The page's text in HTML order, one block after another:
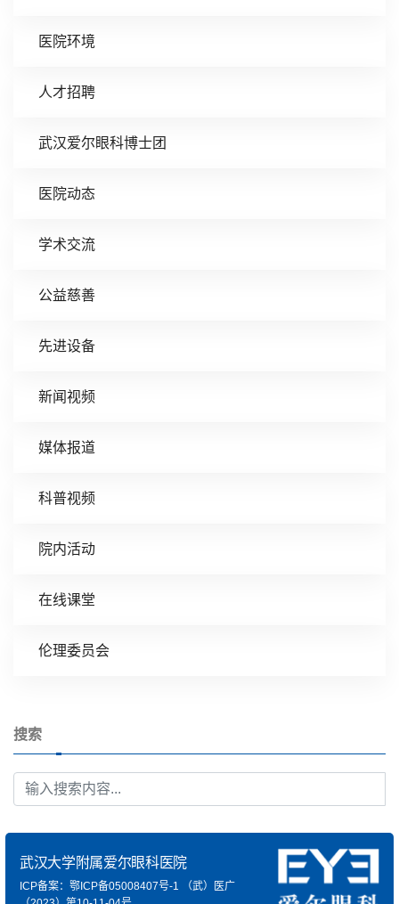
医院环境
人才招聘
武汉爱尔眼科博士团
医院动态
学术交流
公益慈善
先进设备
新闻视频
媒体报道
科普视频
院内活动
在线课堂
伦理委员会
搜索
武汉大学附属爱尔眼科医院
ICP备案：鄂ICP备05008407号-1 （武）医广